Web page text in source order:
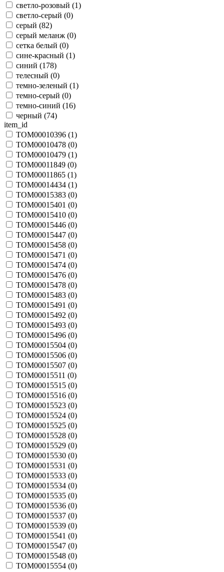
светло-розовый (1)
светло-серый (0)
серый (82)
серый меланж (0)
сетка белый (0)
сине-красный (1)
синий (178)
телесный (0)
темно-зеленый (1)
темно-серый (0)
темно-синий (16)
черный (74)
item_id
TOM00010396 (1)
TOM00010478 (0)
TOM00010479 (1)
TOM00011849 (0)
TOM00011865 (1)
TOM00014434 (1)
TOM00015383 (0)
TOM00015401 (0)
TOM00015410 (0)
TOM00015446 (0)
TOM00015447 (0)
TOM00015458 (0)
TOM00015471 (0)
TOM00015474 (0)
TOM00015476 (0)
TOM00015478 (0)
TOM00015483 (0)
TOM00015491 (0)
TOM00015492 (0)
TOM00015493 (0)
TOM00015496 (0)
TOM00015504 (0)
TOM00015506 (0)
TOM00015507 (0)
TOM00015511 (0)
TOM00015515 (0)
TOM00015516 (0)
TOM00015523 (0)
TOM00015524 (0)
TOM00015525 (0)
TOM00015528 (0)
TOM00015529 (0)
TOM00015530 (0)
TOM00015531 (0)
TOM00015533 (0)
TOM00015534 (0)
TOM00015535 (0)
TOM00015536 (0)
TOM00015537 (0)
TOM00015539 (0)
TOM00015541 (0)
TOM00015547 (0)
TOM00015548 (0)
TOM00015554 (0)